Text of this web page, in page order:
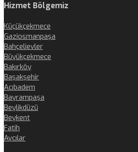
Hizmet Bölgemiz
Küçükçekmece
Gaziosmanpaşa
Bahçelievler
Büyükçekmece
Bakırköy
Başakşehir
Acıbadem
Bayrampaşa
Beylikdüzü
Beykent
Fatih
Avcılar